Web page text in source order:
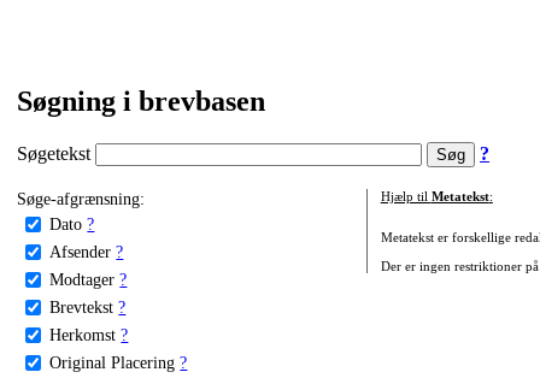
Søgning i brevbasen
Søgetekst ?
Søge-afgrænsning:
Dato ?
Afsender ?
Modtager ?
Brevtekst ?
Herkomst ?
Original Placering ?
Hjælp til Metatekst:
Metatekst er forskellige
Der er ingen restriktioner